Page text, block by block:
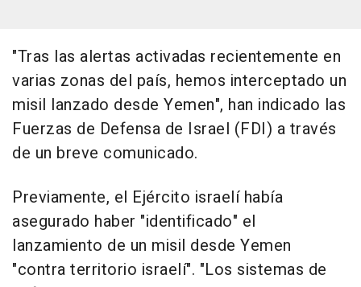
"Tras las alertas activadas recientemente en
varias zonas del país, hemos interceptado un
misil lanzado desde Yemen", han indicado las
Fuerzas de Defensa de Israel (FDI) a través
de un breve comunicado.
Previamente, el Ejército israelí había
asegurado haber "identificado" el
lanzamiento de un misil desde Yemen
"contra territorio israelí". "Los sistemas de